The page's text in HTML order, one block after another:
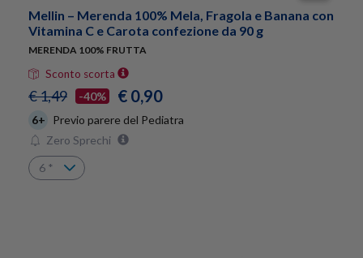
Mellin – Merenda 100% Mela, Fragola e Banana con
Vitamina C e Carota confezione da 90 g
MERENDA 100% FRUTTA
Sconto scorta
€ 1,49 -40% € 0,90
6+
Previo parere del Pediatra
Zero Sprechi